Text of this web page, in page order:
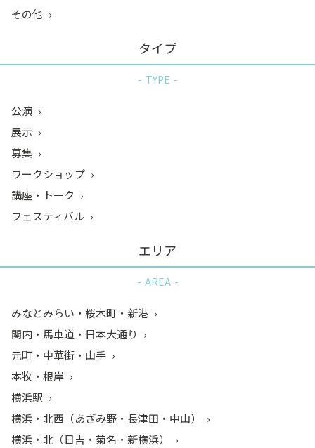
その他
タイプ
TYPE
公演
展示
募集
ワークショップ
講座・トーク
フェスティバル
エリア
AREA
みなとみらい・桜木町・新港
関内・馬車道・日本大通り
元町・中華街・山手
本牧・根岸
横浜駅
横浜・北西（あざみ野・長津田・中山）
横浜・北（日吉・菊名・新横浜）